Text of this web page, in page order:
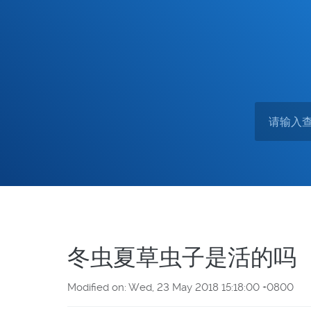
冬虫夏草虫子是活的吗
Modified on: Wed, 23 May 2018 15:18:00 +0800